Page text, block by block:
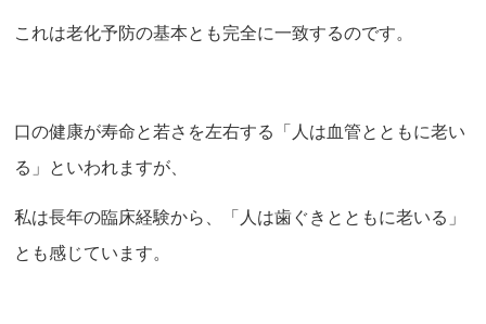
これは老化予防の基本とも完全に一致するのです。
口の健康が寿命と若さを左右する「人は血管とともに老い
る」といわれますが、
私は長年の臨床経験から、「人は歯ぐきとともに老いる」
とも感じています。